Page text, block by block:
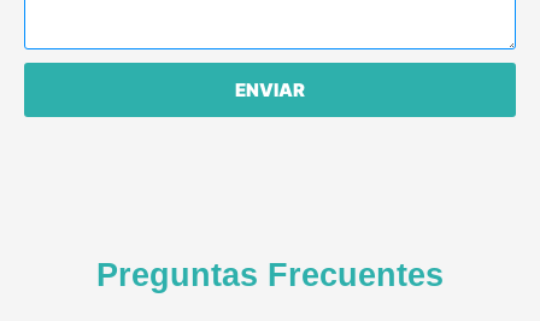
i
a
ENVIAR
Preguntas Frecuentes